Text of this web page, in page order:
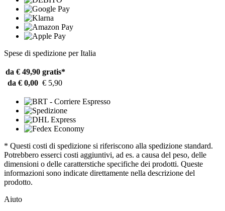
Spese di spedizione per Italia
da € 49,90 gratis*
da € 0,00 € 5,90
* Questi costi di spedizione si riferiscono alla spedizione standard.
Potrebbero esserci costi aggiuntivi, ad es. a causa del peso, delle
dimensioni o delle caratterstiche specifiche dei prodotti. Queste
informazioni sono indicate direttamente nella descrizione del
prodotto.
Aiuto